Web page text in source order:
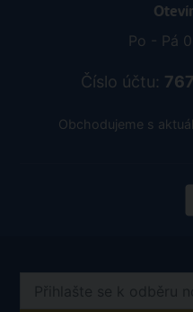
Po - Pá
Číslo účtu:
Obchodujeme s